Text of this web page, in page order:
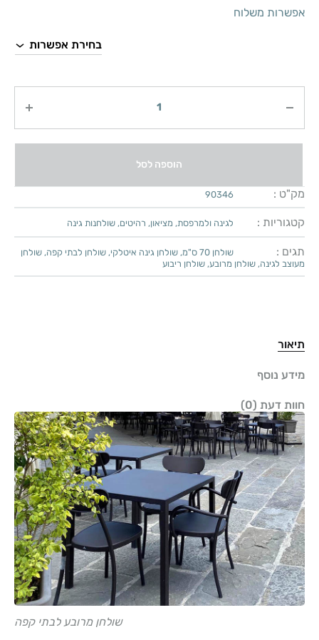
אפשרות משלוח
הוספה לסל
מק"ט : 90346
קטגוריות : לגינה ולמרפסת, מציאון, רהיטים, שולחנות גינה
תגים : שולחן 70 ס"מ , שולחן גינה איטלקי, שולחן לבתי קפה, שולחן
מעוצב לגינה, שולחן מרובע, שולחן ריבוע
תיאור
מידע נוסף
חוות דעת (0)
שולחן מרובע לבתי קפה